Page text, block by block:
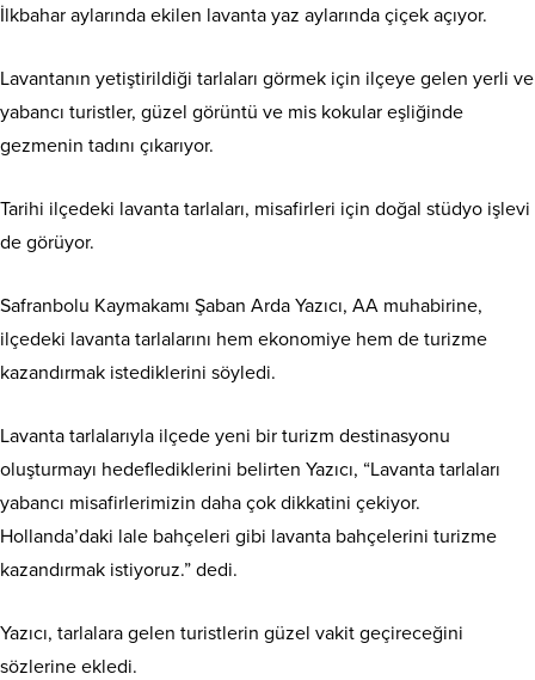
İlkbahar aylarında ekilen lavanta yaz aylarında çiçek açıyor.
Lavantanın yetiştirildiği tarlaları görmek için ilçeye gelen yerli ve
yabancı turistler, güzel görüntü ve mis kokular eşliğinde
gezmenin tadını çıkarıyor.
Tarihi ilçedeki lavanta tarlaları, misafirleri için doğal stüdyo işlevi
de görüyor.
Safranbolu Kaymakamı Şaban Arda Yazıcı, AA muhabirine,
ilçedeki lavanta tarlalarını hem ekonomiye hem de turizme
kazandırmak istediklerini söyledi.
Lavanta tarlalarıyla ilçede yeni bir turizm destinasyonu
oluşturmayı hedeflediklerini belirten Yazıcı, “Lavanta tarlaları
yabancı misafirlerimizin daha çok dikkatini çekiyor.
Hollanda’daki lale bahçeleri gibi lavanta bahçelerini turizme
kazandırmak istiyoruz.” dedi.
Yazıcı, tarlalara gelen turistlerin güzel vakit geçireceğini
sözlerine ekledi.